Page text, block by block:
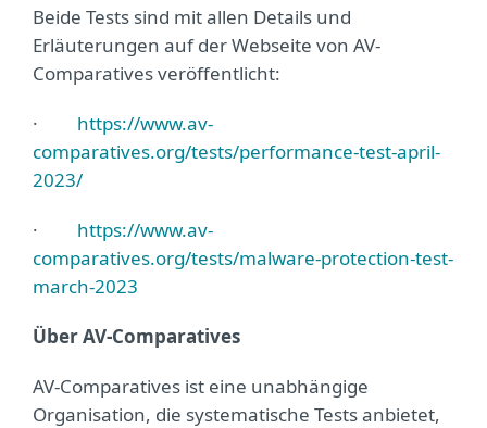
Beide Tests sind mit allen Details und
Erläuterungen auf der Webseite von AV-
Comparatives veröffentlicht:
· https://www.av-
comparatives.org/tests/performance-test-april-
2023/
· https://www.av-
comparatives.org/tests/malware-protection-test-
march-2023
Über AV-Comparatives
AV-Comparatives ist eine unabhängige
Organisation, die systematische Tests anbietet,